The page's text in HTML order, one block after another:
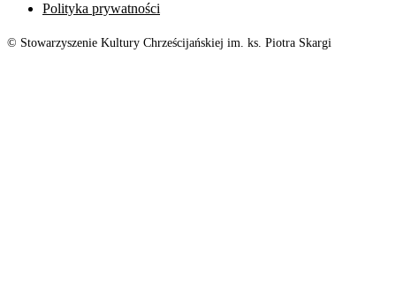
Polityka prywatności
© Stowarzyszenie Kultury Chrześcijańskiej im. ks. Piotra Skargi